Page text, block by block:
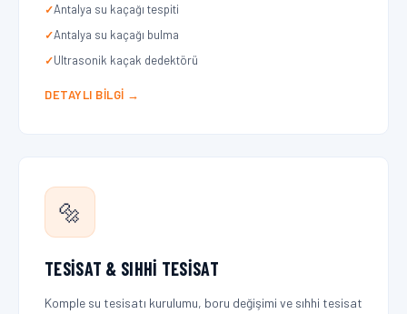
Antalya su kaçağı tespiti
Antalya su kaçağı bulma
Ultrasonik kaçak dedektörü
DETAYLI BILGI →
🔩
TESISAT & SIHHI TESISAT
Komple su tesisatı kurulumu, boru değişimi ve sıhhi tesisat